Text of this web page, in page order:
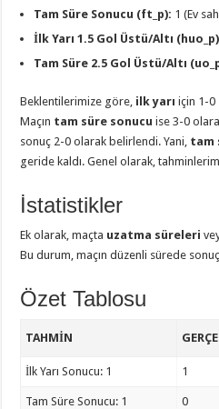
Tam Süre Sonucu (ft_p): 1 (Ev
İlk Yarı 1.5 Gol Üstü/Altı
Tam Süre 2.5 Gol Üstü/Altı
Beklentilerimize göre, ilk yarı için 1-0
Maçın tam süre sonucu ise 3-0
sonuç 2-0 olarak belirlendi. Yani, tam
geride kaldı. Genel olarak,
İstatistikler
Ek olarak, maçta uzatma süreleri
Bu durum, maçın düzenli sürede
Özet Tablosu
TAHMIN
İlk Yarı Sonucu: 1 1
Tam Süre Sonucu: 1 0